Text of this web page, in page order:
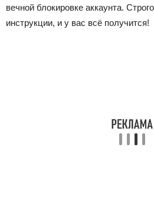
вечной блокировке аккаунта.
инструкции, и у вас всё получится!